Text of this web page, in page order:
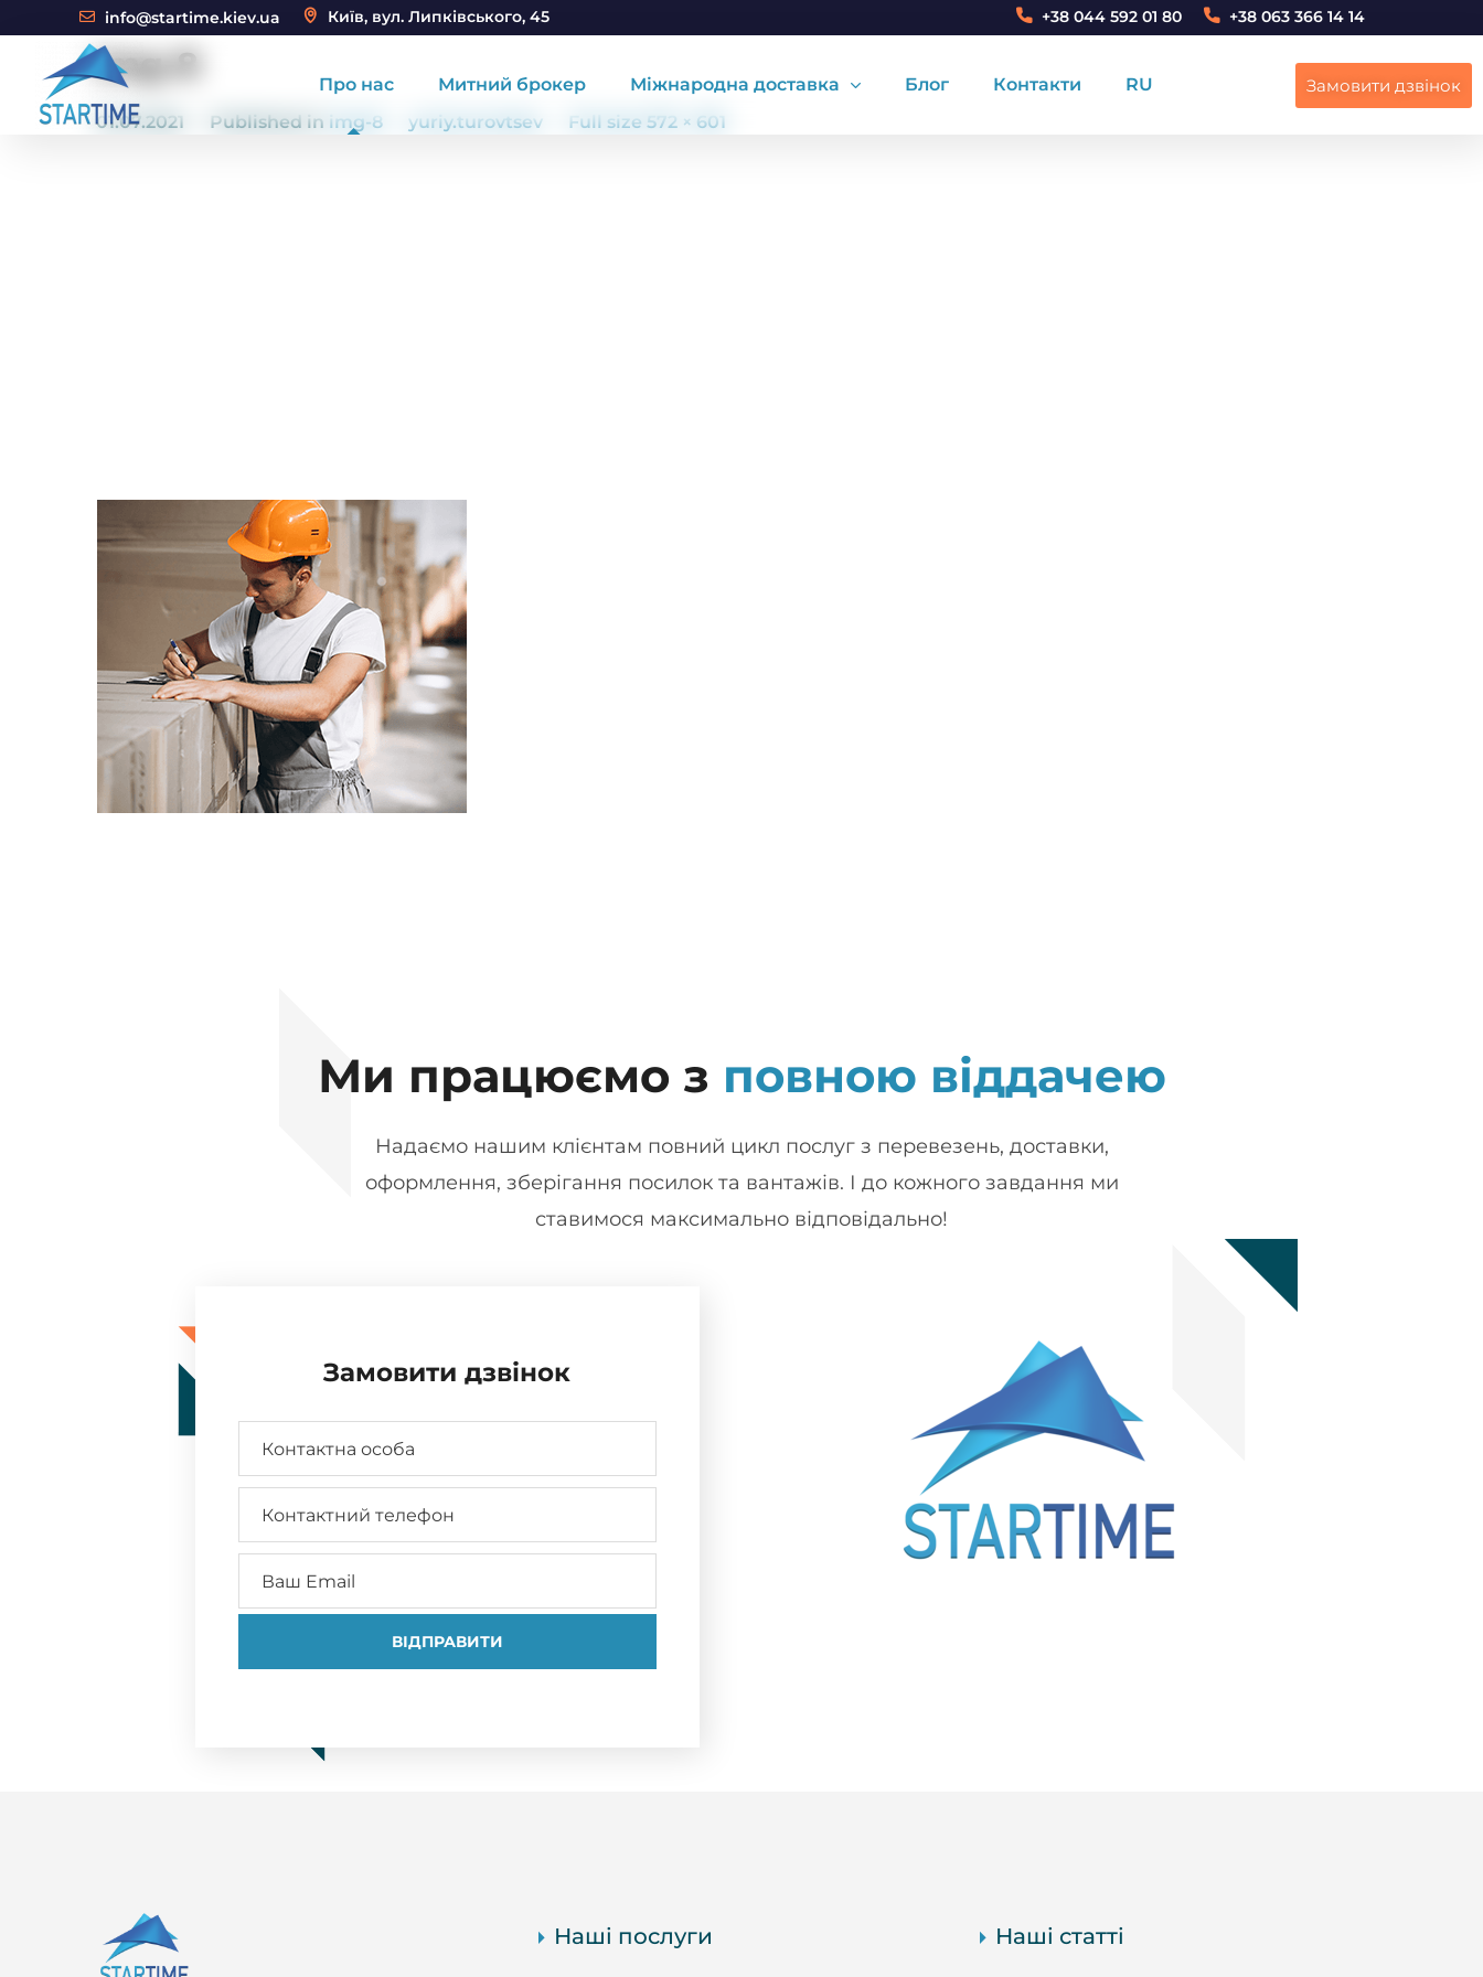
info@startime.kiev.ua Київ, вул. Липківського, 45 +38 044 592 01 80 +38 063 366 14 14
Про нас Митний брокер Міжнародна доставка Блог Контакти RU Замовити дзвінок
img-8
01.07.2021 Published in img-8 yuriy.turovtsev Full size 572 × 601
Ми працюємо з повною віддачею
Надаємо нашим клієнтам повний цикл послуг з перевезень, доставки,
оформлення, зберігання посилок та вантажів. І до кожного завдання ми
ставимося максимально відповідально!
Замовити дзвінок
Наші послуги Наші статті